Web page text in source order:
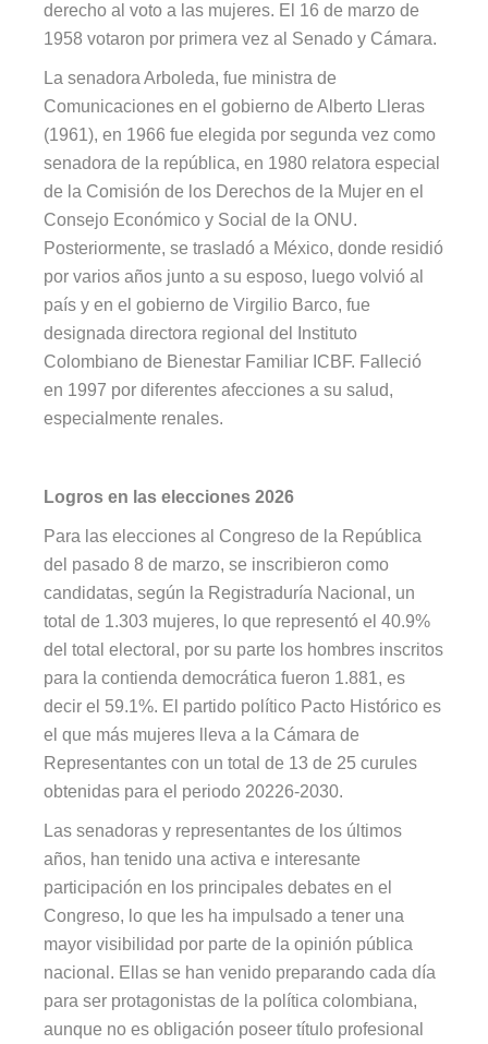
derecho al voto a las mujeres. El 16 de marzo de
1958 votaron por primera vez al Senado y Cámara.
La senadora Arboleda, fue ministra de
Comunicaciones en el gobierno de Alberto Lleras
(1961), en 1966 fue elegida por segunda vez como
senadora de la república, en 1980 relatora especial
de la Comisión de los Derechos de la Mujer en el
Consejo Económico y Social de la ONU.
Posteriormente, se trasladó a México, donde residió
por varios años junto a su esposo, luego volvió al
país y en el gobierno de Virgilio Barco, fue
designada directora regional del Instituto
Colombiano de Bienestar Familiar ICBF. Falleció
en 1997 por diferentes afecciones a su salud,
especialmente renales.
Logros en las elecciones 2026
Para las elecciones al Congreso de la República
del pasado 8 de marzo, se inscribieron como
candidatas, según la Registraduría Nacional, un
total de 1.303 mujeres, lo que representó el 40.9%
del total electoral, por su parte los hombres inscritos
para la contienda democrática fueron 1.881, es
decir el 59.1%. El partido político Pacto Histórico es
el que más mujeres lleva a la Cámara de
Representantes con un total de 13 de 25 curules
obtenidas para el periodo 20226-2030.
Las senadoras y representantes de los últimos
años, han tenido una activa e interesante
participación en los principales debates en el
Congreso, lo que les ha impulsado a tener una
mayor visibilidad por parte de la opinión pública
nacional. Ellas se han venido preparando cada día
para ser protagonistas de la política colombiana,
aunque no es obligación poseer título profesional